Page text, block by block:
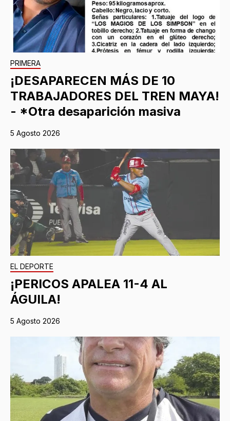
PRIMERA
¡DESAPARECEN MÁS DE 10
TRABAJADORES DEL TREN MAYA!
- *Otra desaparición masiva
5 Agosto 2026
EL DEPORTE
¡PERICOS APALEA 11-4 AL
ÁGUILA!
5 Agosto 2026